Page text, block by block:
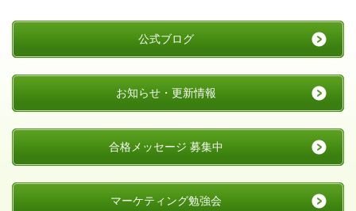
公式ブログ
お知らせ・更新情報
合格メッセージ 募集中
マーケティング勉強会